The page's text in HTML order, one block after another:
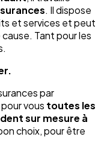
. Il dispose
et services et peut
Tant pour les
par
vous toutes les
sur mesure à
choix, pour être